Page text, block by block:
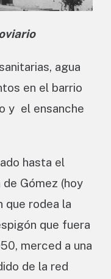
agua
en el barrio
y el ensanche
hasta el
Gómez (hoy
que rodea la
que fuera
merced a una
de la red